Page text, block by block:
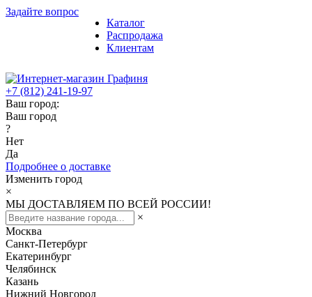
Задайте вопрос
Каталог
Распродажа
Клиентам
+7 (812) 241-19-97
Ваш город:
Ваш город
?
Нет
Да
Подробнее о доставке
Изменить город
×
МЫ ДОСТАВЛЯЕМ ПО ВСЕЙ РОССИИ!
×
Москва
Санкт-Петербург
Екатеринбург
Челябинск
Казань
Нижний Новгород